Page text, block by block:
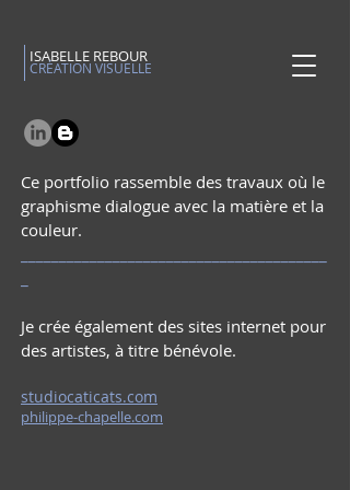
ISABELLE REBOUR
CRÉATION VISUELLE
Ce portfolio rassemble des travaux où le
graphisme dialogue avec la matière et la
couleur.
Je crée également des sites internet pour
des artistes, à titre bénévole.
studiocaticats.com
philippe-chapelle.com